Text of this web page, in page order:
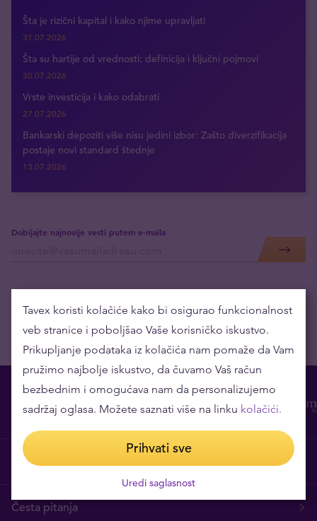
Šta je rizični kapital i kako njime upravljati
31.07.2026
Šta su hartije od vrednosti: definicija i ključni pojmovi
30.07.2026
Vrste investicija i kako odabrati
27.07.2026
Bankarski depoziti više nisu jedini izbor: Zašto diverzifikacija
postaje novi standard štednje
13.07.2026
Dobijajte najnovije vesti putem e-maila
O nama
Česta pitanja
Tavex koristi kolačiće kako bi osigurao funkcionalnost
veb stranice i poboljšao Vaše korisničko iskustvo.
Prikupljanje podataka iz kolačića nam pomaže da Vam
pružimo najbolje iskustvo, da čuvamo Vaš račun
bezbednim i omogućava nam da personalizujemo
sadržaj oglasa. Možete saznati više na linku kolačići.
Prihvati sve
Uredi saglasnost